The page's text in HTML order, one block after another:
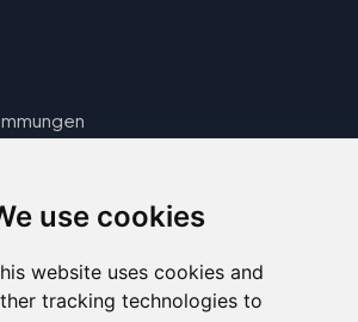
use cookies
website uses cookies and
tracking technologies to